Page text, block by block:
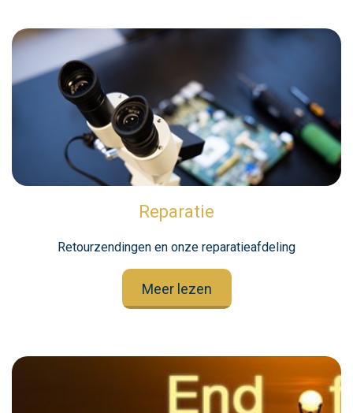
Reparatie
Retourzendingen en onze reparatieafdeling
Meer lezen